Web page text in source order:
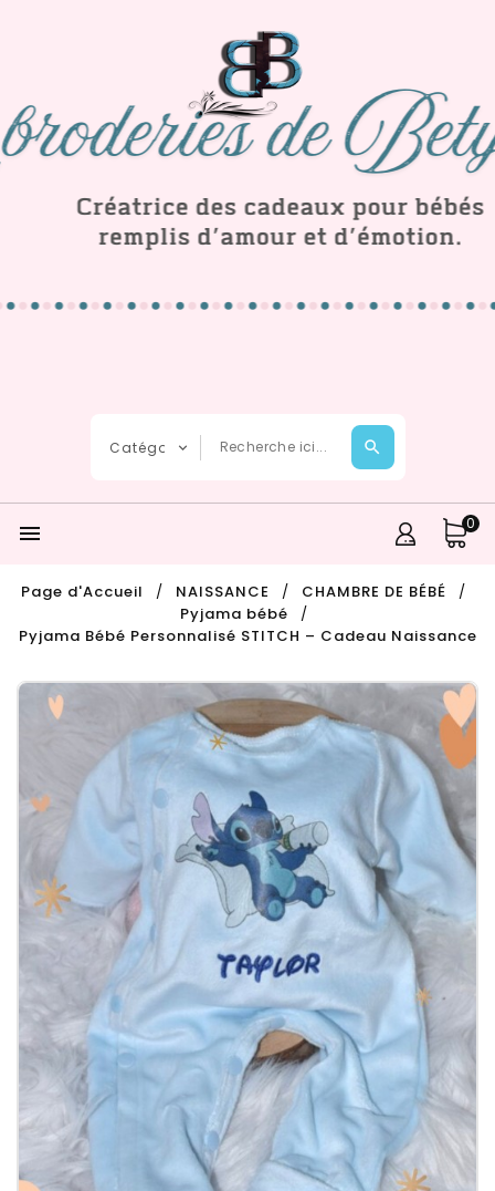
 0
Page d'Accueil NAISSANCE
CHAMBRE DE BÉBÉ
Pyjama bébé
Pyjama Bébé Personnalisé STITCH – Cadeau Naissance